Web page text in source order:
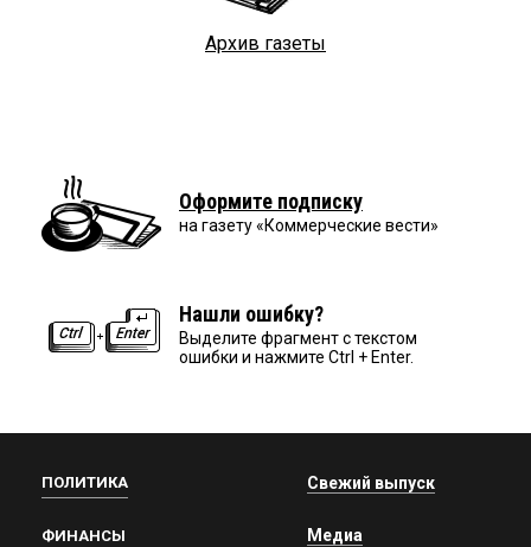
Архив газеты
Оформите подписку
на газету «Коммерческие вести»
Нашли ошибку?
Выделите фрагмент с текстом
ошибки и нажмите Ctrl + Enter.
ПОЛИТИКА
ФИНАНСЫ
Свежий выпуск
Медиа